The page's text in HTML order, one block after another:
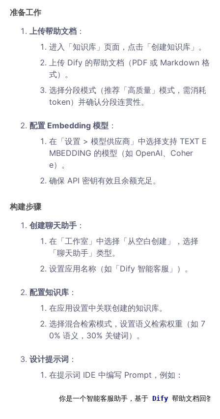
准备工作
上传帮助文档 ：
进入「知识库」页面，点击「创建知识库」。
上传 Dify 的帮助文档（PDF 或 Markdown 格
式）。
选择分段模式（推荐「高质量」模式，需消耗
token）并确认分段连贯性。
配置 Embedding 模型 ：
在「设置 > 模型供应商」中选择支持 TEXT E
MBEDDING 的模型（如 OpenAI、Coher
e）。
确保 API 密钥有效且余额充足。
构建步骤
创建聊天助手 ：
在「工作室」中选择「从空白创建」，选择
「聊天助手」类型。
设置应用名称（如「Dify 智能客服」）。
配置知识库 ：
在应用设置中关联创建的知识库。
选择混合检索模式，设置语义检索权重（如 7
0% 语义，30% 关键词）。
设计提示词 ：
在提示词 IDE 中编写 Prompt，例如：
你是一个智能客服助手，基于 Dify